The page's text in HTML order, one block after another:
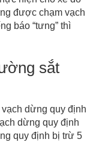
được chạm vạch
báo “tưng” thì
sắt
dừng quy định
dừng quy định
quy định bị trừ 5